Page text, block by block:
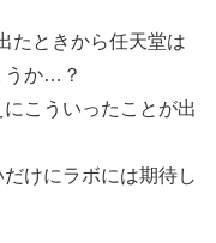
たときから任天堂は
うか…？
こういったことが出
けにラボには期待し